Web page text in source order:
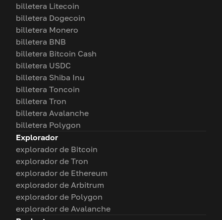
billetera Litecoin
billetera Dogecoin
billetera Monero
billetera BNB
billetera Bitcoin Cash
billetera USDC
billetera Shiba Inu
billetera Toncoin
billetera Tron
billetera Avalanche
billetera Polygon
Explorador
explorador de Bitcoin
explorador de Tron
explorador de Ethereum
explorador de Arbitrum
explorador de Polygon
explorador de Avalanche